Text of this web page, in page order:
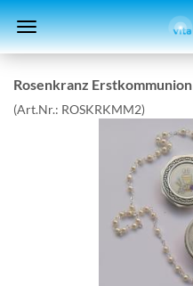
Ro­sen­kranz Erst­kom­mu­ni­on
(Art.Nr.: ROSKRKMM2)